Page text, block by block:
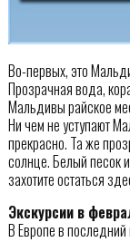
Во-первых, это
Прозрачная вода,
Мальдивы райское
Ни чем не уступают
прекрасно. Та же
солнце. Белый песок
захотите остаться
Экскурсии в
В Европе в